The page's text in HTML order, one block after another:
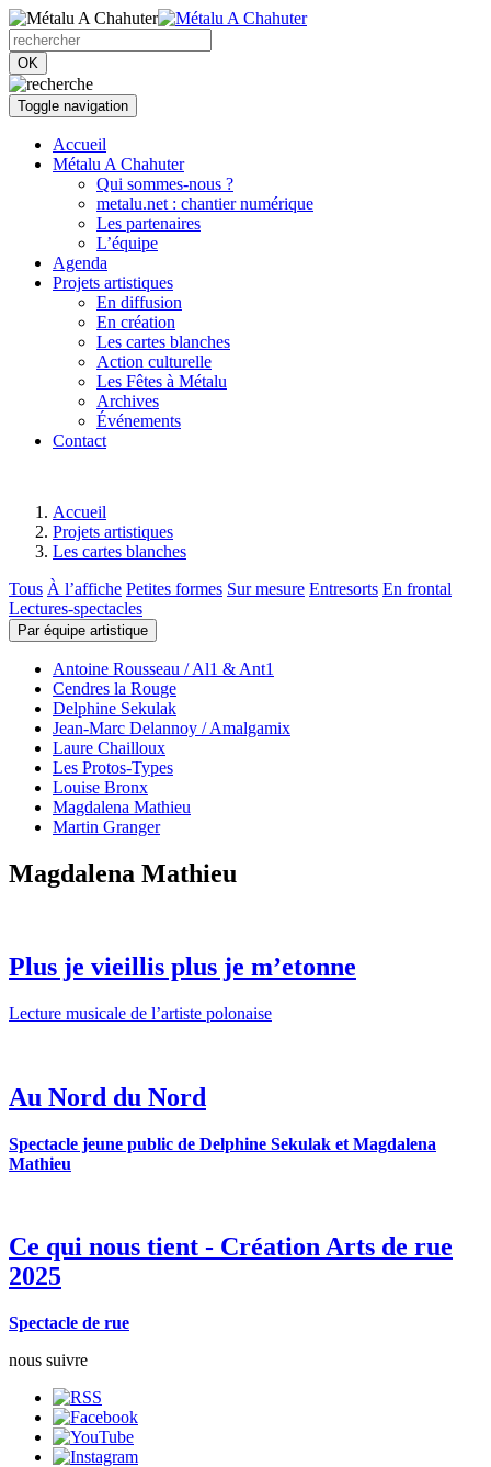
OK
Toggle navigation
Accueil
Métalu A Chahuter
Qui sommes-nous ?
metalu.net : chantier numérique
Les partenaires
L’équipe
Agenda
Projets artistiques
En diffusion
En création
Les cartes blanches
Action culturelle
Les Fêtes à Métalu
Archives
Événements
Contact
Accueil
Projets artistiques
Les cartes blanches
Tous À l’affiche Petites formes Sur mesure Entresorts En frontal
Lectures-spectacles
Par équipe artistique
Antoine Rousseau / Al1 & Ant1
Cendres la Rouge
Delphine Sekulak
Jean-Marc Delannoy / Amalgamix
Laure Chailloux
Les Protos-Types
Louise Bronx
Magdalena Mathieu
Martin Granger
Magdalena Mathieu
Plus je vieillis plus je m’etonne
Lecture musicale de l’artiste polonaise
Au Nord du Nord
Spectacle jeune public de Delphine Sekulak et Magdalena
Mathieu
Ce qui nous tient - Création Arts de rue
2025
Spectacle de rue
nous suivre